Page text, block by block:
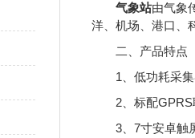
气象站由气象
洋、机场、港口、
二、产品特点
1、低功耗采
2、标配
3、7寸安卓触